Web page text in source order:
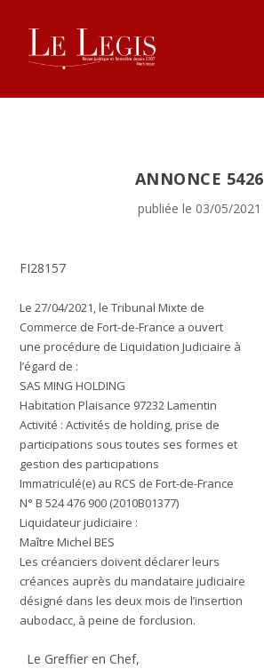
ANNONCE 5426
publiée le 03/05/2021
FI28157
Le 27/04/2021, le Tribunal Mixte de
Commerce de Fort-de-France a ouvert
une procédure de Liquidation Judiciaire à
l’égard de :
SAS MING HOLDING
Habitation Plaisance 97232 Lamentin
Activité : Activités de holding, prise de
participations sous toutes ses formes et
gestion des participations
Immatriculé(e) au RCS de Fort-de-France
N° B 524 476 900 (2010B01377)
Liquidateur judiciaire :
Maître Michel BES
Les créanciers doivent déclarer leurs
créances auprès du mandataire judiciaire
désigné dans les deux mois de l’insertion
aubodacc, à peine de forclusion.
Le Greffier en Chef,